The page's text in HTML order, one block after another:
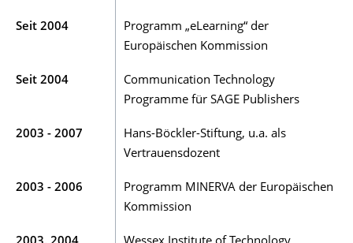
Seit 2004
Programm „eLearning“ der
Europäischen Kommission
Seit 2004
Communication Technology
Programme für SAGE Publishers
2003 - 2007
Hans-Böckler-Stiftung, u.a. als
Vertrauensdozent
2003 - 2006
Programm MINERVA der Europäischen
Kommission